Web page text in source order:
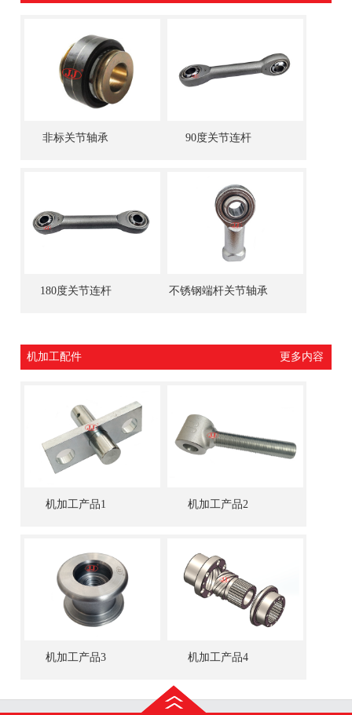
非标关节轴承 90度关节连杆
180度关节连杆 不锈钢端杆关节轴承
机加工配件 更多内容
机加工产品1 机加工产品2
机加工产品3 机加工产品4